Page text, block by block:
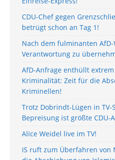
CDU-Chef gegen
betrügt schon an Tag 1!
Nach dem fulminanten
Verantwortung zu
AfD-Anfrage enthüllt
Kriminalität: Zeit für die
Kriminellen!
Trotz Dobrindt-Lügen in TV-
Bepreisung ist größte CDU-
Alice Weidel live im TV!
IS ruft zum Überfahren von